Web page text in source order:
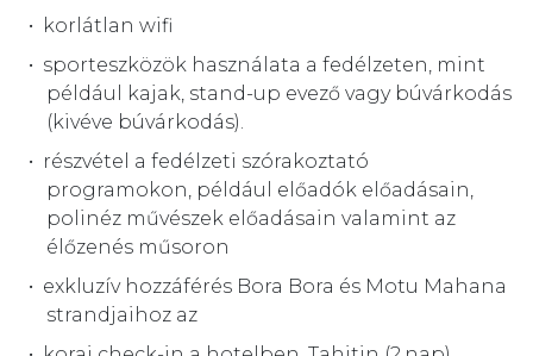
korlátlan wifi
sporteszközök használata a fedélzeten, mint
például kajak, stand-up evező vagy búvárkodás
(kivéve búvárkodás).
részvétel a fedélzeti szórakoztató
programokon, például előadók előadásain,
polinéz művészek előadásain valamint az
élőzenés műsoron
exkluzív hozzáférés Bora Bora és Motu Mahana
strandjaihoz az